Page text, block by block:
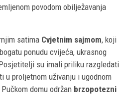
povodom obilježavanja
satima Cvjetnim sajmom, koji
ponudu cvijeća, ukrasnog
su imali priliku razgledati
​​u proljetnom uživanju i ugodnom
domu održan brzopotezni